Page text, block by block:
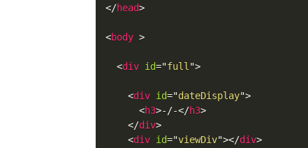
</head>
<body >
<div id="full">
<div id="dateDisplay">
<h3>-/-</h3>
</div>
<div id="viewDiv"></div>